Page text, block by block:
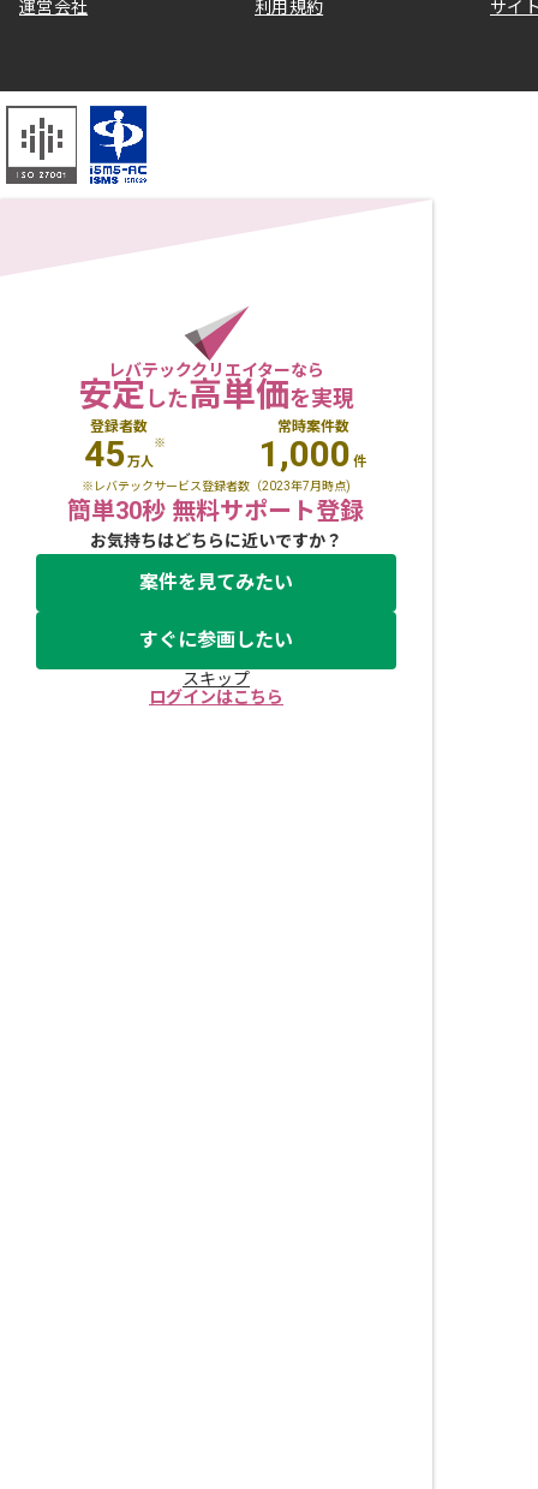
運営会社 利用規約 サイ
レバテッククリエイターなら
安定した高単価を実現
登録者数
45万人
※
常時案件数
1,000 件
※レバテックサービス登録者数（2023年7月時点)
簡単30秒 無料サポート登録
お気持ちはどちらに近いですか？
案件を見てみたい
すぐに参画したい
スキップ
ログインはこちら